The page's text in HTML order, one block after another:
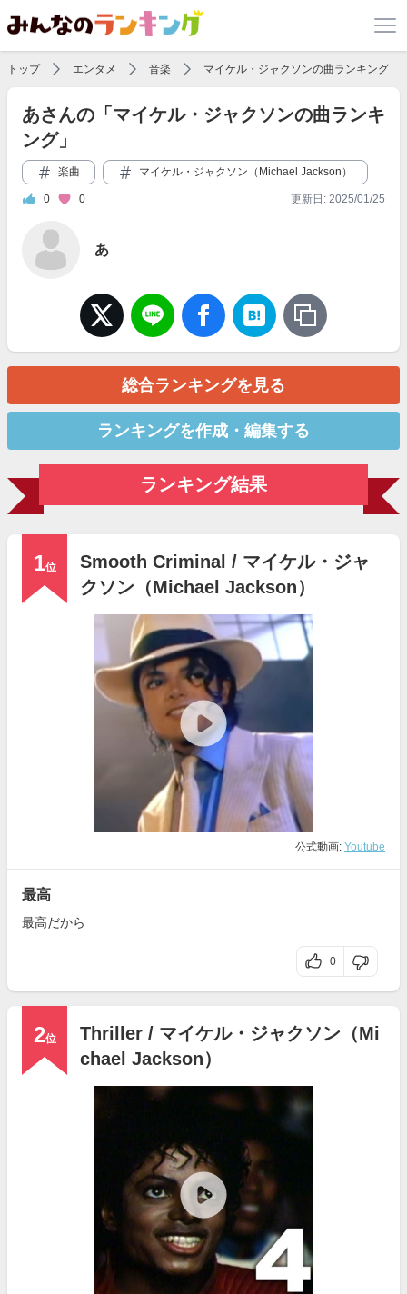
トップ エンタメ 音楽 マイケル・ジャクソンの曲ランキング
あさんの「マイケル・ジャクソンの曲ランキ
ング」
楽曲 マイケル・ジャクソン（Michael Jackson）
0 0 更新日: 2025/01/25
あ
総合ランキングを見る
ランキングを作成・編集する
ランキング結果
1位
Smooth Criminal / マイケル・ジャ
クソン（Michael Jackson）
公式動画: Youtube
最高
最高だから
0
2位
Thriller / マイケル・ジャクソン（Mi
chael Jackson）